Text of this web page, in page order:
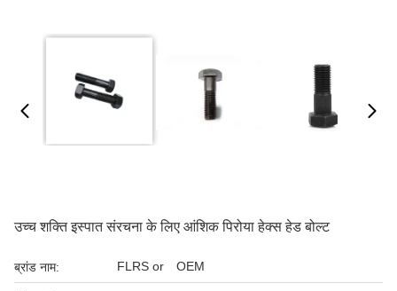
उच्च शक्ति इस्पात संरचना के लिए आंशिक पिरोया हेक्स हेड बोल्ट
ब्रांड नाम: FLRS or OEM